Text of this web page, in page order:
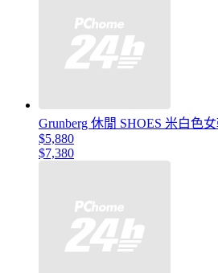
Grunberg 休閒 SHOES 米白色
$5,880
$7,380